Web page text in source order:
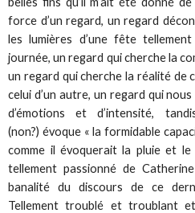
force d’un regard, un regard
les lumières d’une fête
journée, un regard qui cherche la
un regard qui cherche la réalité de
celui d’un autre, un regard qui
d’émotions et d’intensité,
(non?) évoque « la formidable
comme il évoquerait la pluie et
tellement passionné de
banalité du discours de ce
Tellement troublé et troublant